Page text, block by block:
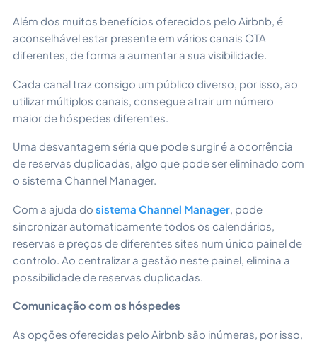
Além dos muitos benefícios oferecidos pelo Airbnb, é
aconselhável estar presente em vários canais OTA
diferentes, de forma a aumentar a sua visibilidade.
Cada canal traz consigo um público diverso, por isso, ao
utilizar múltiplos canais, consegue atrair um número
maior de hóspedes diferentes.
Uma desvantagem séria que pode surgir é a ocorrência
de reservas duplicadas, algo que pode ser eliminado com
o sistema Channel Manager.
Com a ajuda do sistema Channel Manager , pode
sincronizar automaticamente todos os calendários,
reservas e preços de diferentes sites num único painel de
controlo. Ao centralizar a gestão neste painel, elimina a
possibilidade de reservas duplicadas.
Comunicação com os hóspedes
As opções oferecidas pelo Airbnb são inúmeras, por isso,